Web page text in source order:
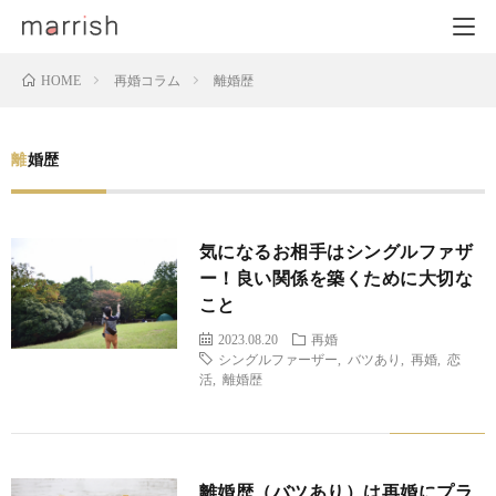
HOME 再婚コラム 離婚歴
離婚歴
気になるお相手はシングルファザ
ー！良い関係を築くために大切な
こと
2023.08.20
再婚
シングルファーザー
バツあり 再婚, 恋
活, 離婚歴
離婚歴（バツあり）は再婚にプラ